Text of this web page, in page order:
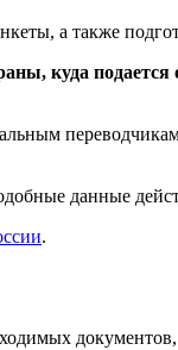
а также
куда подается
данные
.